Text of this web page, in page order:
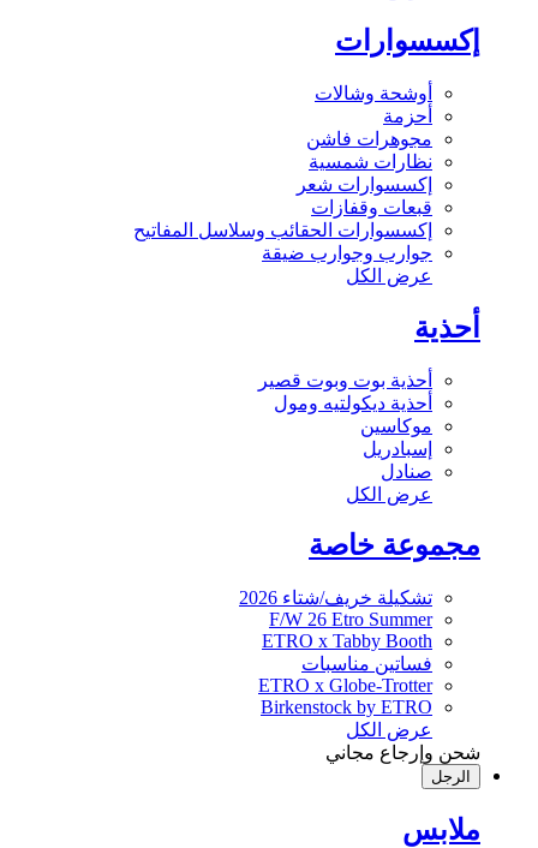
إكسسوارات
أوشحة وشالات
أحزمة
مجوهرات فاشن
نظارات شمسية
إكسسوارات شعر
قبعات وقفازات
إكسسوارات الحقائب وسلاسل المفاتيح
جوارب وجوارب ضيقة
عرض الكل
أحذية
أحذية بوت وبوت قصير
أحذية ديكولتيه ومول
موكاسين
إسبادريل
صنادل
عرض الكل
مجموعة خاصة
تشكيلة خريف/شتاء 2026
F/W 26 Etro Summer
ETRO x Tabby Booth
فساتين مناسبات
ETRO x Globe-Trotter
Birkenstock by ETRO
عرض الكل
شحن وإرجاع مجاني
الرجل
ملابس